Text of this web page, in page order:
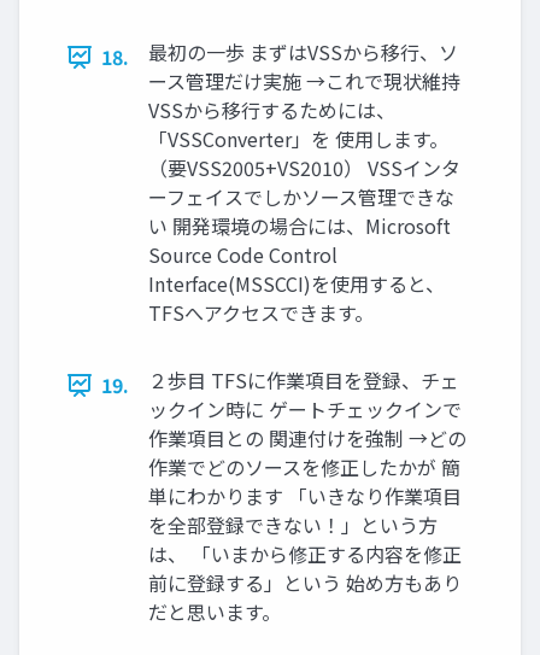
18.
最初の一歩 まずはVSSから移行、ソ
ース管理だけ実施 →これで現状維持
VSSから移行するためには、
「VSSConverter」を 使用します。
（要VSS2005+VS2010） VSSインタ
ーフェイスでしかソース管理できな
い 開発環境の場合には、Microsoft
Source Code Control
Interface(MSSCCI)を使用すると、
TFSへアクセスできます。
19.
２歩目 TFSに作業項目を登録、チェ
ックイン時に ゲートチェックインで
作業項目との 関連付けを強制 →どの
作業でどのソースを修正したかが 簡
単にわかります 「いきなり作業項目
を全部登録できない！」という方
は、 「いまから修正する内容を修正
前に登録する」という 始め方もあり
だと思います。